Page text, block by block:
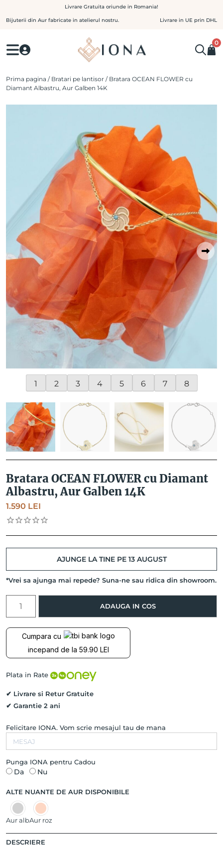
to
Livrare Gratuita oriunde in Romania!
Bijuterii din Aur fabricate in atelierul nostru. Livrare in UE prin DHL
0
Prima pagina / Bratari pe lantisor / Bratara OCEAN FLOWER cu
Diamant Albastru, Aur Galben 14K
1 2 3 4 5 6 7 8
Bratara OCEAN FLOWER cu Diamant
Albastru, Aur Galben 14K
1.590 LEI
AJUNGE LA TINE PE 13 AUGUST
*Vrei sa ajunga mai repede? Suna-ne sau ridica din showroom.
Bratara
OCEAN
FLOWER
Diamant
Aur
14K
ADAUGA IN COS
Cumpara cu
incepand de la 59.90 LEI
Plata in Rate
✔ Livrare si Retur Gratuite
✔ Garantie 2 ani
Felicitare IONA. Vom scrie mesajul tau de mana
Punga IONA pentru Cadou
Da Nu
ALTE NUANTE DE AUR DISPONIBILE
Aur albAur roz
DESCRIERE